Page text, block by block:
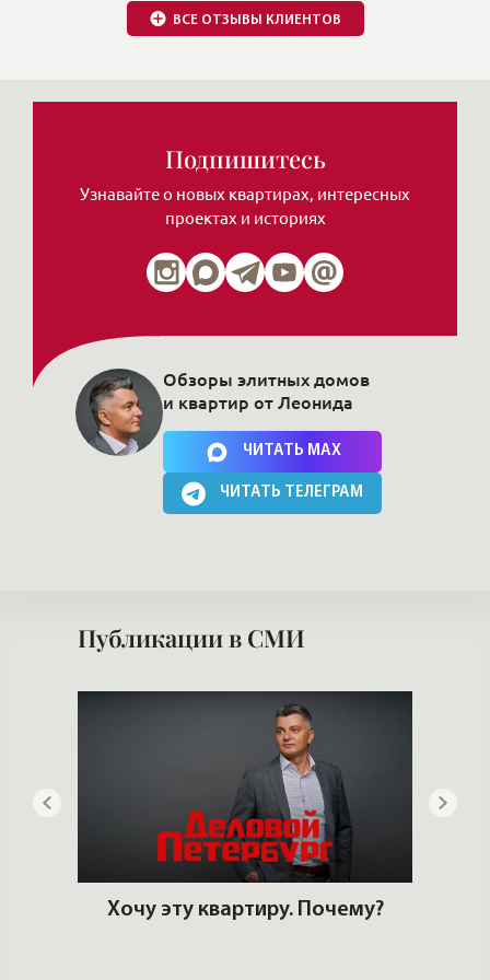
ВСЕ ОТЗЫВЫ КЛИЕНТОВ
Подпишитесь
Узнавайте о новых квартирах, интересных
проектах и историях
Нажимая на кнопку, Вы соглашаетесь c политикой сайта
Обзоры элитных домов
и квартир от Леонида
ЧИТАТЬ MAX
ЧИТАТЬ ТЕЛЕГРАМ
Публикации в СМИ
Хочу эту квартиру. Почему?